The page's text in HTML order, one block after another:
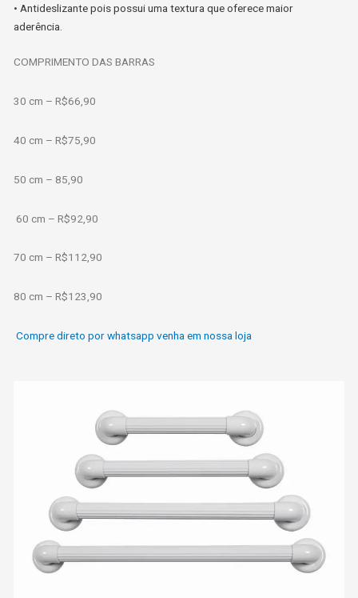
• Antideslizante pois possui uma textura que oferece maior
aderência.
COMPRIMENTO DAS BARRAS
30 cm – R$66,90
40 cm – R$75,90
50 cm – 85,90
60 cm – R$92,90
70 cm – R$112,90
80 cm – R$123,90
Compre direto por whatsapp venha em nossa loja